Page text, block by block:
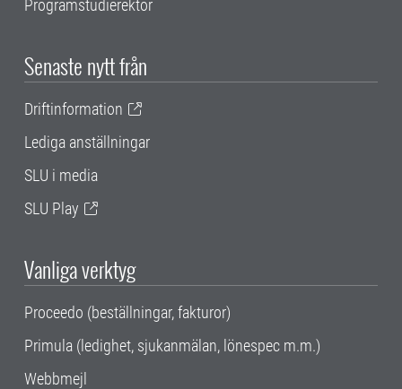
Programstudierektor
Senaste nytt från
Driftinformation
Lediga anställningar
SLU i media
SLU Play
Vanliga verktyg
Proceedo (beställningar, fakturor)
Primula (ledighet, sjukanmälan, lönespec m.m.)
Webbmejl